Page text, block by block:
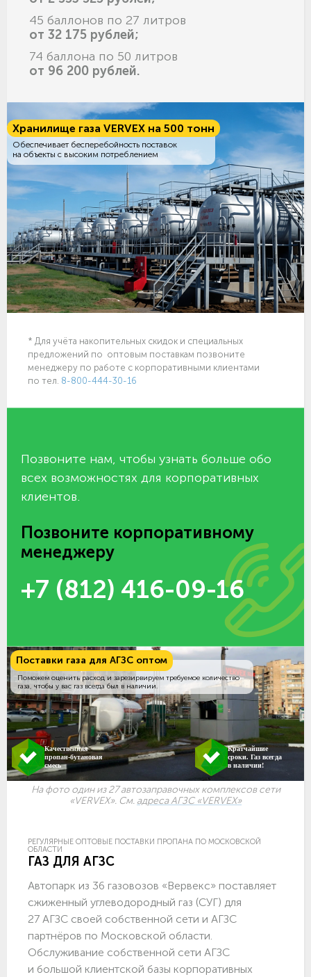
45 баллонов по 27 литров
от 32 175 рублей;
74 баллона по 50 литров
от 96 200 рублей.
Хранилище газа VERVEX на 500 тонн
Обеспечивает бесперебойность поставок
на объекты с высоким потреблением
* Для учёта накопительных скидок и специальных
предложений по оптовым поставкам позвоните
менеджеру по работе с корпоративными клиентами
по тел. 8-800-444-30-16
Позвоните нам, чтобы узнать больше обо
всех возможностях для корпоративных
клиентов.
Позвоните корпоративному
менеджеру
+7 (812) 416-09-16
Поставки газа для АГЗС оптом
Поможем оценить расход и зарезирвируем требуемое количество
газа, чтобы у вас газ всегда был в наличии.
Качественная
пропан-бутановая
смесь
Кратчайшие
сроки. Газ всегда
в наличии!
На фото один из 27 автозаправочных комплексов сети
«VERVEX». См. адреса АГЗС «VERVEX»
РЕГУЛЯРНЫЕ ОПТОВЫЕ ПОСТАВКИ ПРОПАНА ПО МОСКОВСКОЙ
ОБЛАСТИ
ГАЗ ДЛЯ АГЗС
Автопарк из 36 газовозов «Вервекс» поставляет
сжиженный углеводородный газ (СУГ) для
27 АГЗС своей собственной сети и АГЗС
партнёров по Московской области.
Обслуживание собственной сети АГЗС
и большой клиентской базы корпоративных